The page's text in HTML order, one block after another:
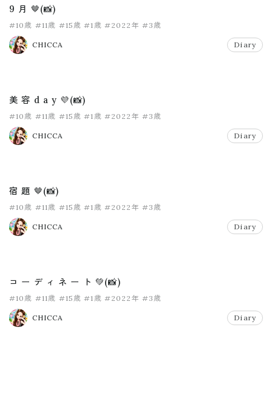
9 月 🤎(📸)
#10歳 #11歳 #15歳 #1歳 #2022年 #3歳
CHICCA Diary
美 容 d a y 💜(📸)
#10歳 #11歳 #15歳 #1歳 #2022年 #3歳
CHICCA Diary
宿 題 🤎(📸)
#10歳 #11歳 #15歳 #1歳 #2022年 #3歳
CHICCA Diary
コ ー デ ィ ネ ー ト 💚(📸)
#10歳 #11歳 #15歳 #1歳 #2022年 #3歳
CHICCA Diary